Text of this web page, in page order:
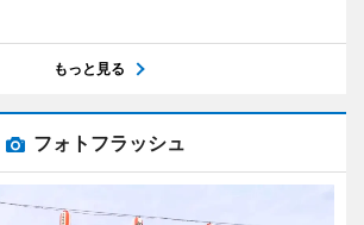
もっと見る
フォトフラッシュ